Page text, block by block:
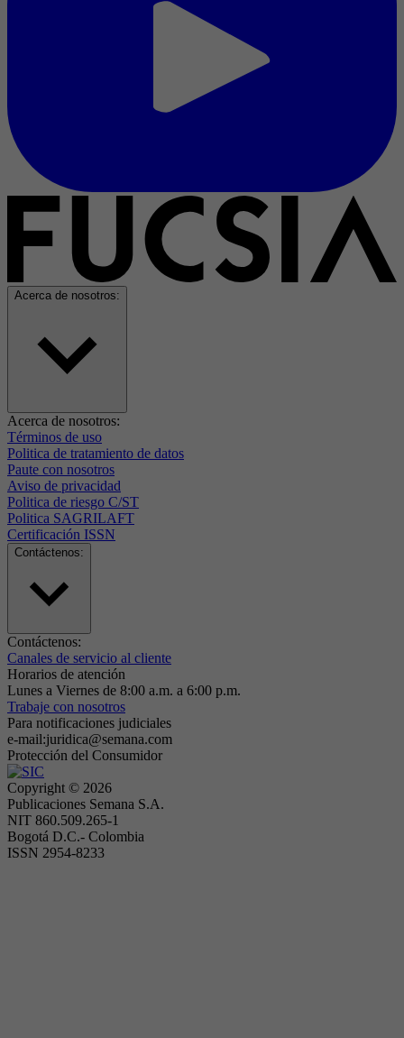
Acerca de nosotros:
Acerca de nosotros:
Términos de uso
Politica de tratamiento de datos
Paute con nosotros
Aviso de privacidad
Politica de riesgo C/ST
Politica SAGRILAFT
Certificación ISSN
Contáctenos:
Contáctenos:
Canales de servicio al cliente
Horarios de atención
Lunes a Viernes de 8:00 a.m. a 6:00 p.m.
Trabaje con nosotros
Para notificaciones judiciales
e-mail:juridica@semana.com
Protección del Consumidor
Copyright © 2026
Publicaciones Semana S.A.
NIT 860.509.265-1
Bogotá D.C.- Colombia
ISSN 2954-8233